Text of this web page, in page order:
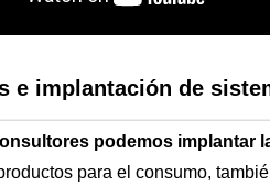
e implantación de
podemos implantar
para el consumo,